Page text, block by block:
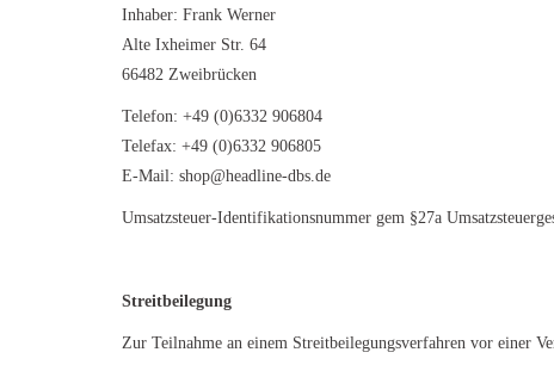
Inhaber: Frank Werner
Alte Ixheimer Str. 64
66482 Zweibrücken
Telefon: +49 (0)6332 906804
Telefax: +49 (0)6332 906805
E-Mail: shop@headline-dbs.de
Umsatzsteuer-Identifikationsnummer gem §27a
Streitbeilegung
Zur Teilnahme an einem Streitbeilegungsverfahren vor einer